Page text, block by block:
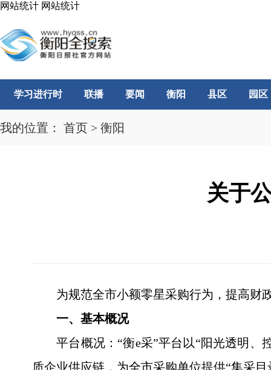
网站统计 网站统计
学习进行时 联播 要闻 衡阳 县区 园区
我的位置： 首页 > 衡阳
关于
为规范全市小额零星采购行为，提高财
一、基本概况
平台概况：“衡e采”平台以“阳光透明
质企业供应链，为全市采购单位提供“集采